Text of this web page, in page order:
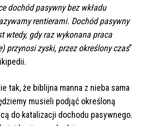
dochód pasywny bez wkładu
rentierami. Dochód pasywny
wtedy, gdy raz wykonana praca
przynosi zyski, przez określony czas”
tak, że biblijna manna z nieba sama
musieli podjąć określoną
do katalizacji dochodu pasywnego.